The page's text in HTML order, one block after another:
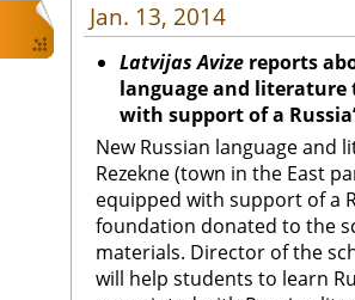
Jan. 13, 2014
Latvijas Avize reports
language and literature
with support of a
New Russian language
Rezekne (town in the East
equipped with support of a
foundation donated to the
materials. Director of the
will help students to learn